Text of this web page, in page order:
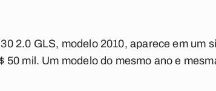
2.0 GLS, modelo 2010, aparece em um
50 mil. Um modelo do mesmo ano e